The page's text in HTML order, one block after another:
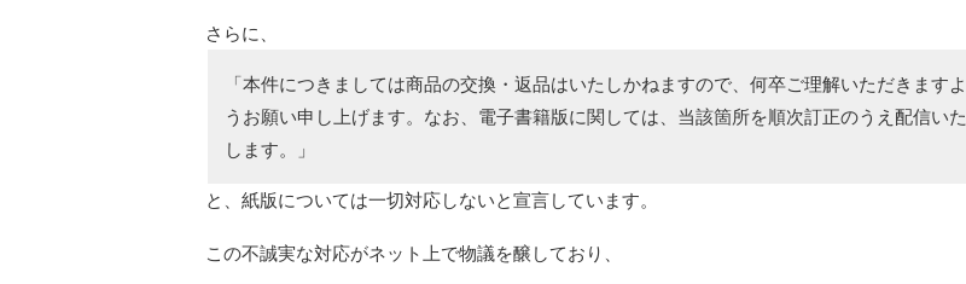
さらに、
「本件につきましては商品の交換・返品はいたしかねますので、何卒ご理解いただきますよ
うお願い申し上げます。なお、電子書籍版に関しては、当該箇所を順次訂正のうえ配信いた
します。」
と、紙版については一切対応しないと宣言しています。
この不誠実な対応がネット上で物議を醸しており、